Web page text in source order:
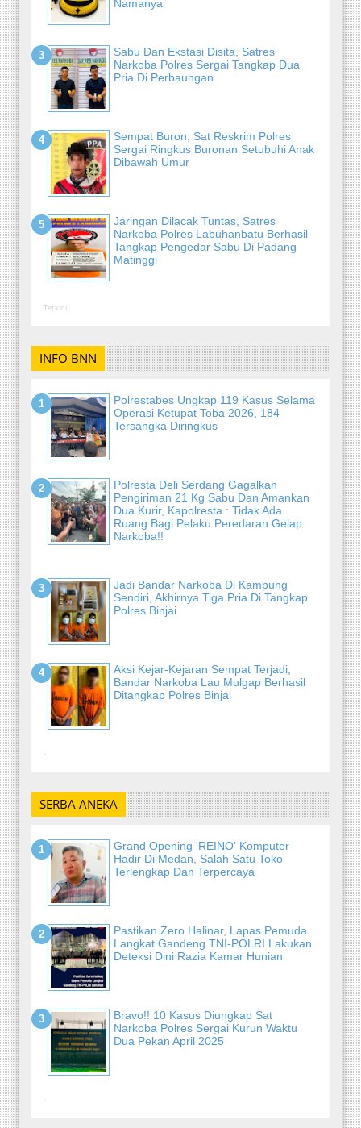
Namanya
Sabu Dan Ekstasi Disita, Satres
Narkoba Polres Sergai Tangkap Dua
Pria Di Perbaungan
Sempat Buron, Sat Reskrim Polres
Sergai Ringkus Buronan Setubuhi Anak
Dibawah Umur
Jaringan Dilacak Tuntas, Satres
Narkoba Polres Labuhanbatu Berhasil
Tangkap Pengedar Sabu Di Padang
Matinggi
Terkini
INFO BNN
Polrestabes Ungkap 119 Kasus Selama
Operasi Ketupat Toba 2026, 184
Tersangka Diringkus
Polresta Deli Serdang Gagalkan
Pengiriman 21 Kg Sabu Dan Amankan
Dua Kurir, Kapolresta : Tidak Ada
Ruang Bagi Pelaku Peredaran Gelap
Narkoba!!
Jadi Bandar Narkoba Di Kampung
Sendiri, Akhirnya Tiga Pria Di Tangkap
Polres Binjai
Aksi Kejar-Kejaran Sempat Terjadi,
Bandar Narkoba Lau Mulgap Berhasil
Ditangkap Polres Binjai
-
SERBA ANEKA
Grand Opening 'REINO' Komputer
Hadir Di Medan, Salah Satu Toko
Terlengkap Dan Terpercaya
Pastikan Zero Halinar, Lapas Pemuda
Langkat Gandeng TNI-POLRI Lakukan
Deteksi Dini Razia Kamar Hunian
Bravo!! 10 Kasus Diungkap Sat
Narkoba Polres Sergai Kurun Waktu
Dua Pekan April 2025
-